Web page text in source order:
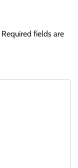
Required fields are